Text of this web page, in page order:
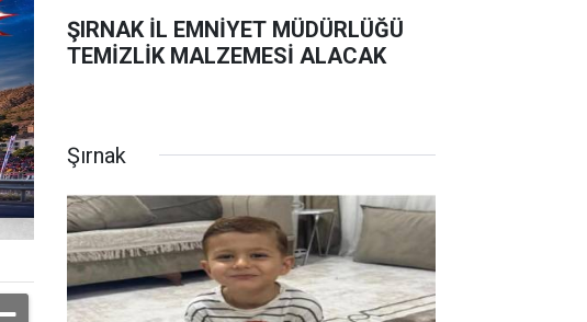
ŞIRNAK İL EMNİYET MÜDÜRLÜĞÜ
TEMİZLİK MALZEMESİ ALACAK
Şırnak